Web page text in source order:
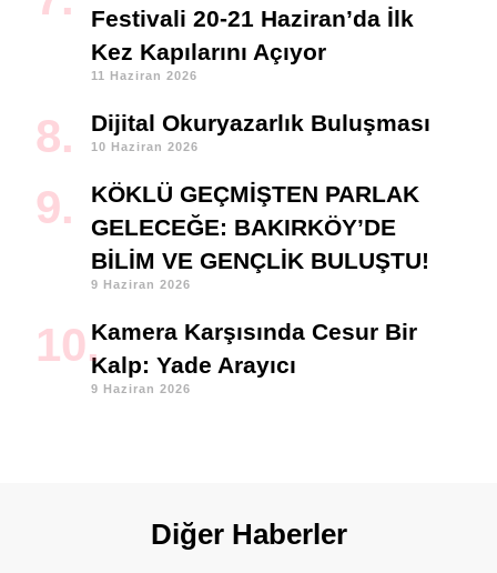
Festivali 20-21 Haziran’da İlk
Kez Kapılarını Açıyor
11 Haziran 2026
Dijital Okuryazarlık Buluşması
10 Haziran 2026
KÖKLÜ GEÇMİŞTEN PARLAK
GELECEĞE: BAKIRKÖY’DE
BİLİM VE GENÇLİK BULUŞTU!
9 Haziran 2026
Kamera Karşısında Cesur Bir
Kalp: Yade Arayıcı
9 Haziran 2026
Diğer Haberler